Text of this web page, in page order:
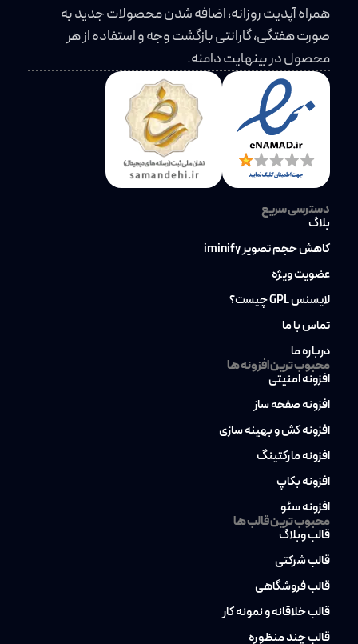
همراه آپدیت روزانه، اضافه شدن محصولات جدید به
صورت هفتگی، گارانتی بازگشت وجه و استفاده از هر
محصول در بینهایت دامنه.
دسترسی سریع
بلاگ
کاهش حجم تصویر iminify
عضویت ویژه
لایسنس GPL چیست؟
تماس با ما
درباره ما
محبوب ترین افزونه ها
افزونه امنیتی
افزونه صفحه ساز
افزونه کش و بهینه سازی
افزونه مارکتینگ
افزونه بکاپ
افزونه سئو
محبوب ترین قالب ها
قالب وبلاگ
قالب شرکتی
قالب فروشگاهی
قالب خلاقانه و نمونه کار
قالب چند منظوره